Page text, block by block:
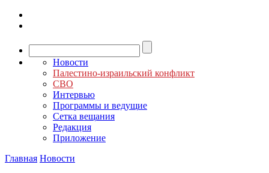
Новости
Палестино-израильский конфликт
СВО
Интервью
Программы и ведущие
Сетка вещания
Редакция
Приложение
Главная Новости